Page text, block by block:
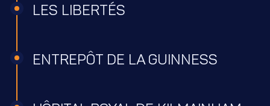
LES LIBERTÉS
ENTREPÔT DE LA GUINNESS